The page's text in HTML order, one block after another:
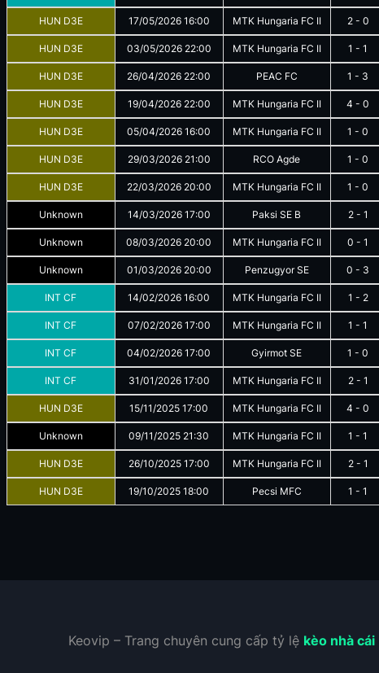
HUN D3E 17/05/2026 16:00 MTK Hungaria FC II 2- 0
HUN D3E 03/05/2026 22:00 MTK Hungaria FC II 1 -1
HUN D3E 26/04/2026 22:00 PEAC FC 1 - 3
HUN D3E 19/04/2026 22:00 MTK Hungaria FC II 4 -0
HUN D3E 05/04/2026 16:00 MTK Hungaria FC II 1 -0
HUN D3E 29/03/2026 21:00 RCO Agde 1 -0
HUN D3E 22/03/2026 20:00 MTK Hungaria FC II 1 -0
Unknown 14/03/2026 17:00 Paksi SE B 2- 1
Unknown 08/03/2026 20:00 MTK Hungaria FC II 0 -1
Unknown 01/03/2026 20:00 Penzugyor SE 0 - 3
INT CF 14/02/2026 16:00 MTK Hungaria FC II 1 - 2
INT CF 07/02/2026 17:00 MTK Hungaria FC II 1 -1
INT CF 04/02/2026 17:00 Gyirmot SE 1 -0
INT CF 31/01/2026 17:00 MTK Hungaria FC II 2- 1
HUN D3E 15/11/2025 17:00 MTK Hungaria FC II 4 -0
Unknown 09/11/2025 21:30 MTK Hungaria FC II 1 -1
HUN D3E 26/10/2025 17:00 MTK Hungaria FC II 2- 1
HUN D3E 19/10/2025 18:00 Pecsi MFC 1 -1
Keovip – Trang chuyên cung cấp tỷ lệ kèo nhà cái